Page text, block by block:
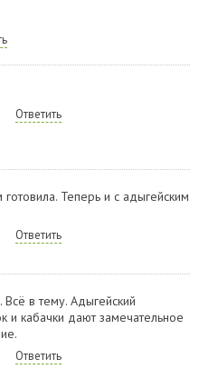
Ответить
Теперь и с адыгейским
Ответить
в тему. Адыгейский
и кабачки дают замечательное
Ответить